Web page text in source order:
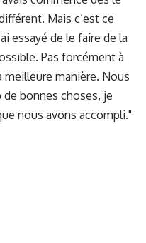
Mais c’est ce
essayé de le faire de la
Pas forcément à
meilleure manière. Nous
bonnes choses, je
nous avons accompli."